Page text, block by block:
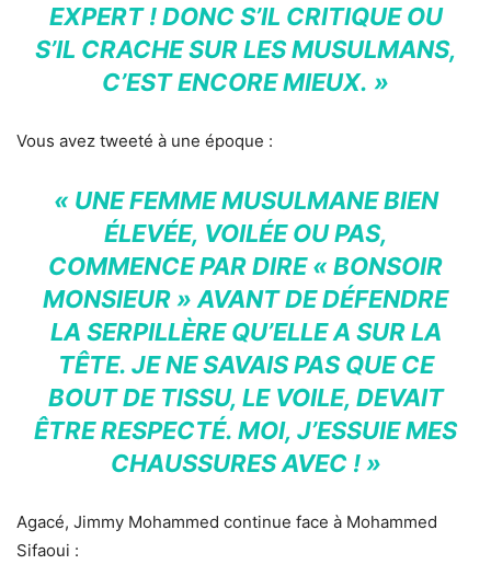
EXPERT ! DONC S’IL CRITIQUE OU
S’IL CRACHE SUR LES MUSULMANS,
C’EST ENCORE MIEUX. »
Vous avez tweeté à une époque :
« UNE FEMME MUSULMANE BIEN
ÉLEVÉE, VOILÉE OU PAS,
COMMENCE PAR DIRE « BONSOIR
MONSIEUR » AVANT DE DÉFENDRE
LA SERPILLÈRE QU’ELLE A SUR LA
TÊTE. JE NE SAVAIS PAS QUE CE
BOUT DE TISSU, LE VOILE, DEVAIT
ÊTRE RESPECTÉ. MOI, J’ESSUIE MES
CHAUSSURES AVEC ! »
Agacé, Jimmy Mohammed continue face à Mohammed
Sifaoui :